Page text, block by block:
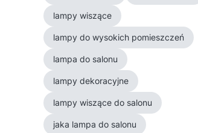
lampy wiszące
lampy do wysokich pomieszczeń
lampa do salonu
lampy dekoracyjne
lampy wiszące do salonu
jaka lampa do salonu